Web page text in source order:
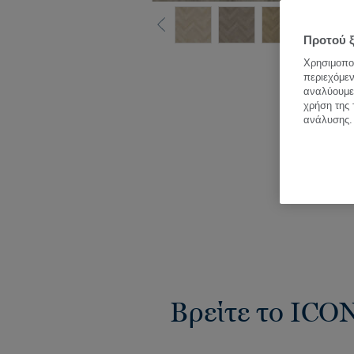
Βρείτε το
Προτού
χρήση της
ανάλυσης.